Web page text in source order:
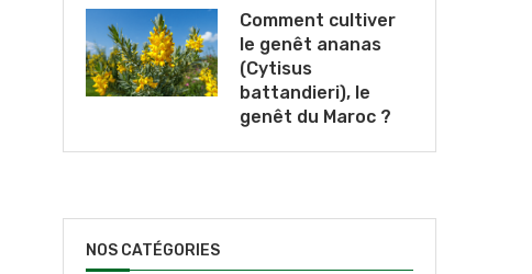
Comment cultiver
le genêt ananas
(Cytisus
battandieri), le
genêt du Maroc ?
NOS CATÉGORIES